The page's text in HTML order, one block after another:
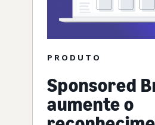
PRODUTO
Sponsored
aumente o